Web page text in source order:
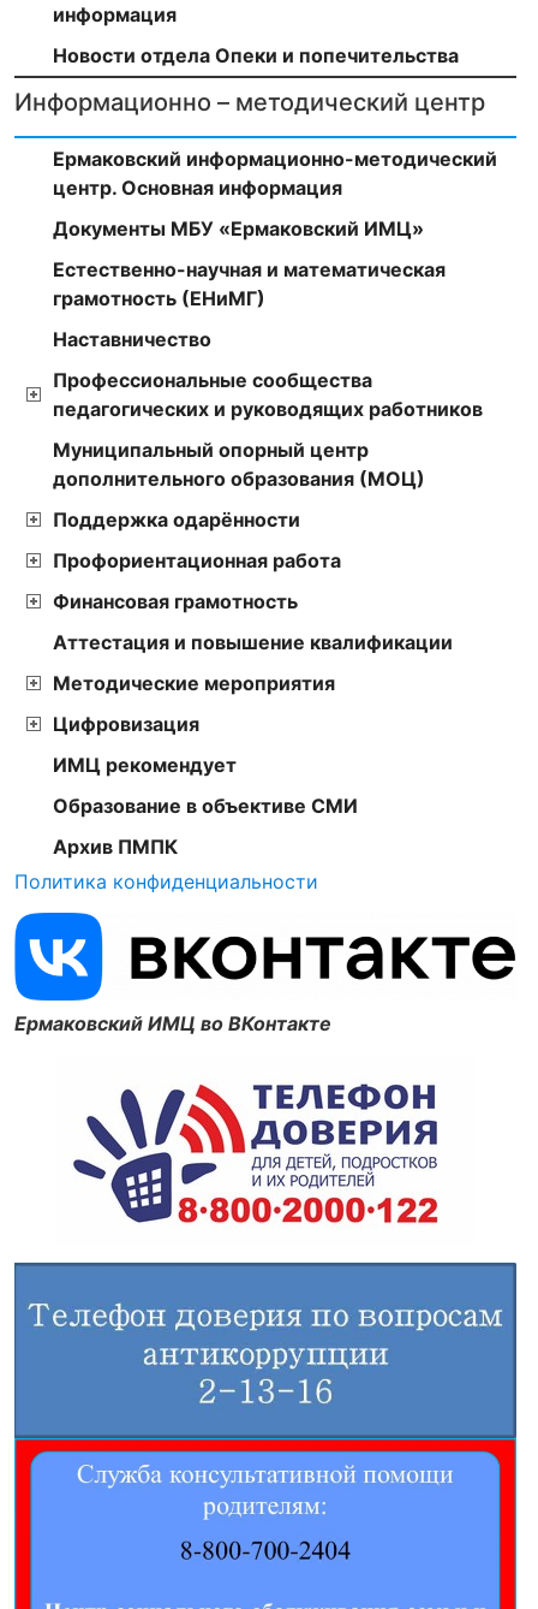
информация
Новости отдела Опеки и попечительства
Информационно – методический центр
Ермаковский информационно-методический
центр. Основная информация
Документы МБУ «Ермаковский ИМЦ»
Естественно-научная и математическая
грамотность (ЕНиМГ)
Наставничество
Профессиональные сообщества
педагогических и руководящих работников
Муниципальный опорный центр
дополнительного образования (МОЦ)
Поддержка одарённости
Профориентационная работа
Финансовая грамотность
Аттестация и повышение квалификации
Методические мероприятия
Цифровизация
ИМЦ рекомендует
Образование в объективе СМИ
Архив ПМПК
Политика конфиденциальности
Ермаковский ИМЦ во ВКонтакте